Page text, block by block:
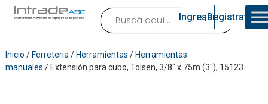
Ingresar¡Registrate!
Inicio / Ferreteria / Herramientas / Herramientas
manuales / Extensión para cubo, Tolsen, 3/8″ x 75m (3″), 15123